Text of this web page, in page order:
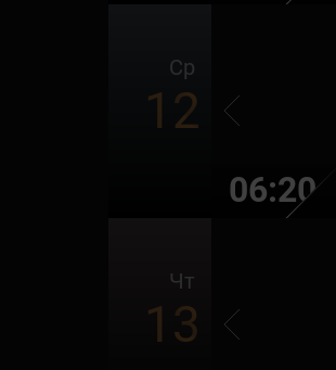
Ср
12
06:20
Чт
13